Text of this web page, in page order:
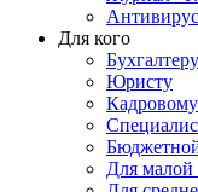
Для кого
Бухгалтеру
Юристу
Для малой